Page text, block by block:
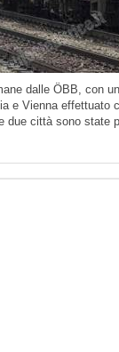
dalle ÖBB, con
e Vienna effettuato
città sono state